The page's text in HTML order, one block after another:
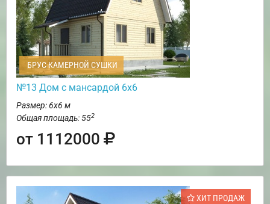
БРУС КАМЕРНОЙ СУШКИ
№13 Дом с мансардой 6х6
Размер: 6х6 м
Общая площадь: 552
от 1112000
ХИТ ПРОДАЖ